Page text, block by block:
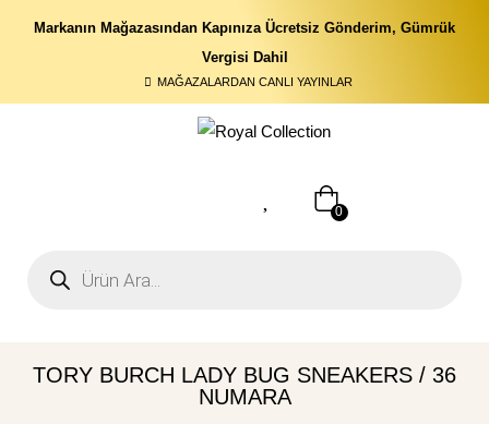
Markanın Mağazasından Kapınıza Ücretsiz Gönderim, Gümrük
Vergisi Dahil
MAĞAZALARDAN CANLI YAYINLAR
0
TORY BURCH LADY BUG SNEAKERS / 36
NUMARA